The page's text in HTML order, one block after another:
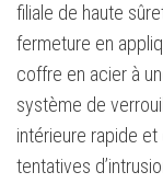
filiale de haute
fermeture en
coffre en acier à
système de
intérieure rapide
tentatives